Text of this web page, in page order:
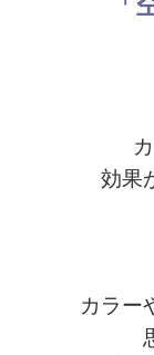
効果
カラー